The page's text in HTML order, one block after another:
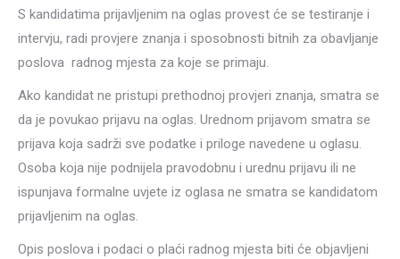
S kandidatima prijavljenim na oglas provest će se testiranje i
intervju, radi provjere znanja i sposobnosti bitnih za obavljanje
poslova radnog mjesta za koje se primaju.
Ako kandidat ne pristupi prethodnoj provjeri znanja, smatra se
da je povukao prijavu na oglas. Urednom prijavom smatra se
prijava koja sadrži sve podatke i priloge navedene u oglasu.
Osoba koja nije podnijela pravodobnu i urednu prijavu ili ne
ispunjava formalne uvjete iz oglasa ne smatra se kandidatom
prijavljenim na oglas.
Opis poslova i podaci o plaći radnog mjesta biti će objavljeni